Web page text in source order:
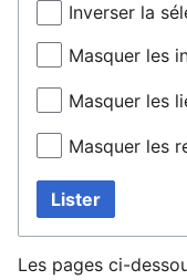
Inverser la
Masquer les
Masquer les
Masquer les
Lister
Les pages ci-